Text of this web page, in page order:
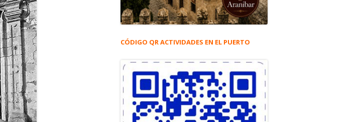
CÓDIGO QR ACTIVIDADES EN EL PUERTO